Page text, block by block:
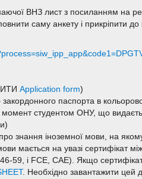
ВНЗ лист з посиланням на
саму анкету і прикріпити до
Application form)
паспорта в
студентом ОНУ, що
знання іноземної мови, на
мається на увазі сертифікат
59, і FCE, CAE). Якщо
. Необхідно завантажити цей